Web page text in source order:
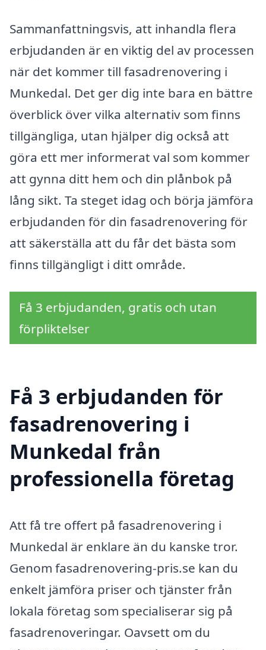
Sammanfattningsvis, att inhandla flera
erbjudanden är en viktig del av processen
när det kommer till fasadrenovering i
Munkedal. Det ger dig inte bara en bättre
överblick över vilka alternativ som finns
tillgängliga, utan hjälper dig också att
göra ett mer informerat val som kommer
att gynna ditt hem och din plånbok på
lång sikt. Ta steget idag och börja jämföra
erbjudanden för din fasadrenovering för
att säkerställa att du får det bästa som
finns tillgängligt i ditt område.
Få 3 erbjudanden, gratis och utan
förpliktelser
Få 3 erbjudanden för
fasadrenovering i
Munkedal från
professionella företag
Att få tre offert på fasadrenovering i
Munkedal är enklare än du kanske tror.
Genom fasadrenovering-pris.se kan du
enkelt jämföra priser och tjänster från
lokala företag som specialiserar sig på
fasadrenoveringar. Oavsett om du